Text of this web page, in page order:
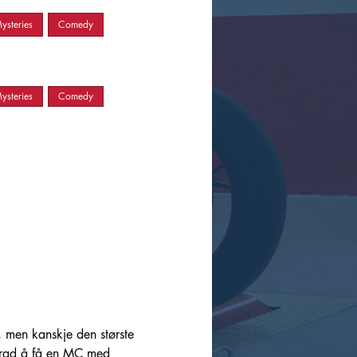
Comedy
Comedy
kanskje den største
å få en MC med